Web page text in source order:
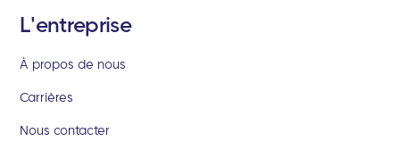
L'entreprise
À propos de nous
Carrières
Nous contacter